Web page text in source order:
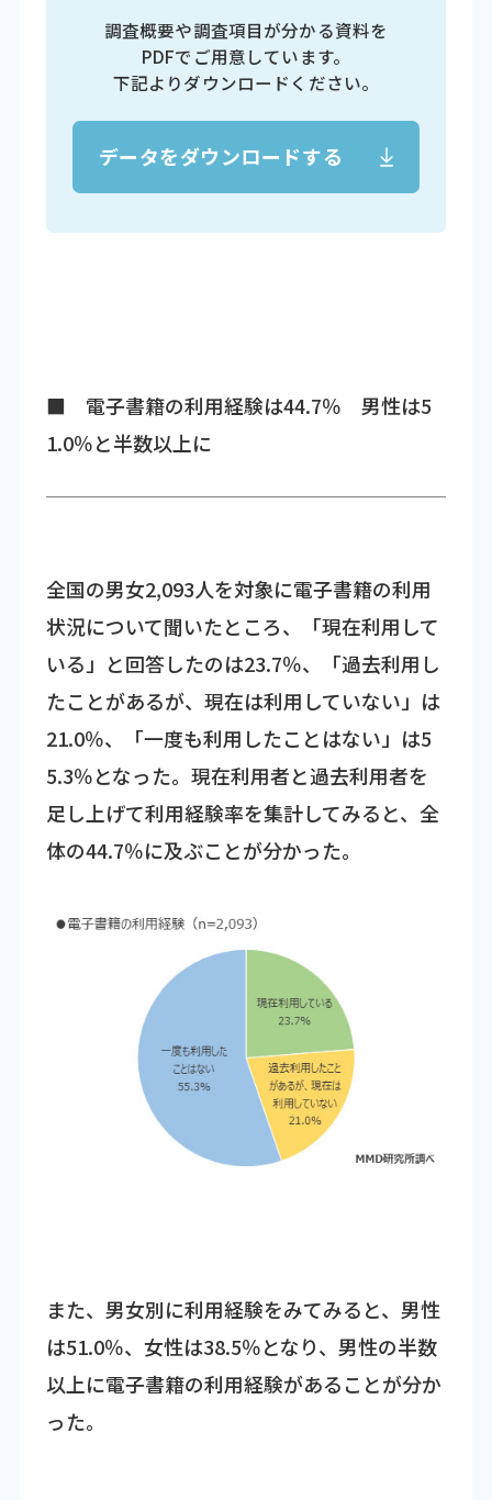
調査概要や調査項目が分かる資料を
PDFでご用意しています。
下記よりダウンロードください。
データをダウンロードする
■ 電子書籍の利用経験は44.7％ 男性は5
1.0％と半数以上に
全国の男女2,093人を対象に電子書籍の利用
状況について聞いたところ、「現在利用して
いる」と回答したのは23.7％、「過去利用し
たことがあるが、現在は利用していない」は
21.0％、「一度も利用したことはない」は5
5.3％となった。現在利用者と過去利用者を
足し上げて利用経験率を集計してみると、全
体の44.7％に及ぶことが分かった。
また、男女別に利用経験をみてみると、男性
は51.0％、女性は38.5％となり、男性の半数
以上に電子書籍の利用経験があることが分か
った。